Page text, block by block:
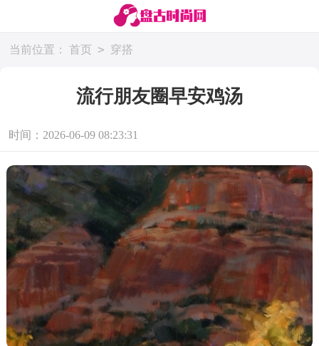
当前位置： 首页 > 穿搭
流行朋友圈早安鸡汤
时间：2026-06-09 08:23:31